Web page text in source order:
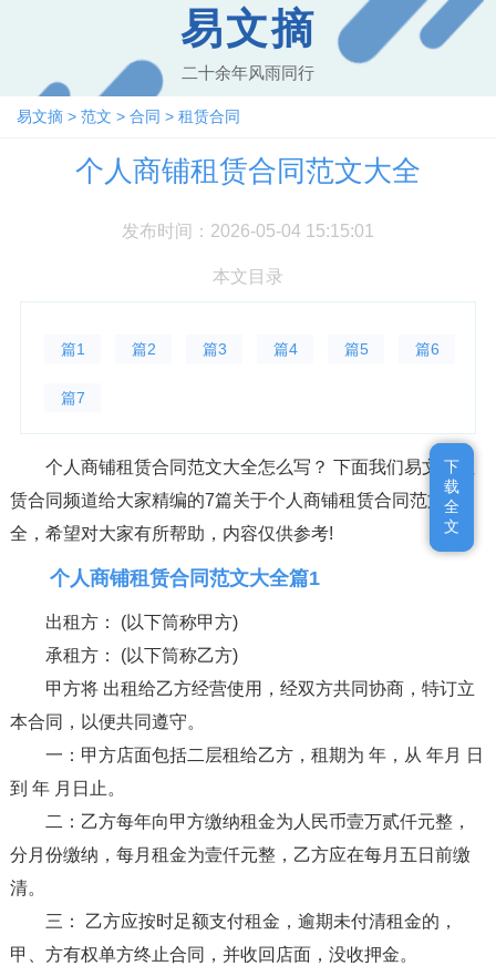
易文摘
二十余年风雨同行
易文摘 > 范文 > 合同 > 租赁合同
个人商铺租赁合同范文大全
发布时间：2026-05-04 15:15:01
本文目录
篇1 篇2 篇3 篇4 篇5 篇6
篇7
个人商铺租赁合同范文大全怎么写？ 下面我们易文摘租
赁合同频道给大家精编的7篇关于个人商铺租赁合同范文大
全，希望对大家有所帮助，内容仅供参考!
个人商铺租赁合同范文大全篇1
出租方： (以下筒称甲方)
承租方： (以下筒称乙方)
甲方将 出租给乙方经营使用，经双方共同协商，特订立
本合同，以便共同遵守。
一：甲方店面包括二层租给乙方，租期为 年，从 年月 日
到 年 月日止。
二：乙方每年向甲方缴纳租金为人民币壹万贰仟元整，
分月份缴纳，每月租金为壹仟元整，乙方应在每月五日前缴
清。
三： 乙方应按时足额支付租金，逾期未付清租金的，
甲、方有权单方终止合同，并收回店面，没收押金。
下
载
全
文
下
载
全
文